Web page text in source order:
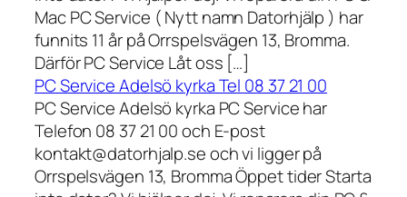
Mac PC Service ( Nytt namn Datorhjälp ) har
funnits 11 år på Orrspelsvägen 13, Bromma.
Därför PC Service Låt oss […]
PC Service Adelsö kyrka Tel 08 37 21 00
PC Service Adelsö kyrka PC Service har
Telefon 08 37 21 00 och E-post
kontakt@datorhjalp.se och vi ligger på
Orrspelsvägen 13, Bromma Öppet tider Starta